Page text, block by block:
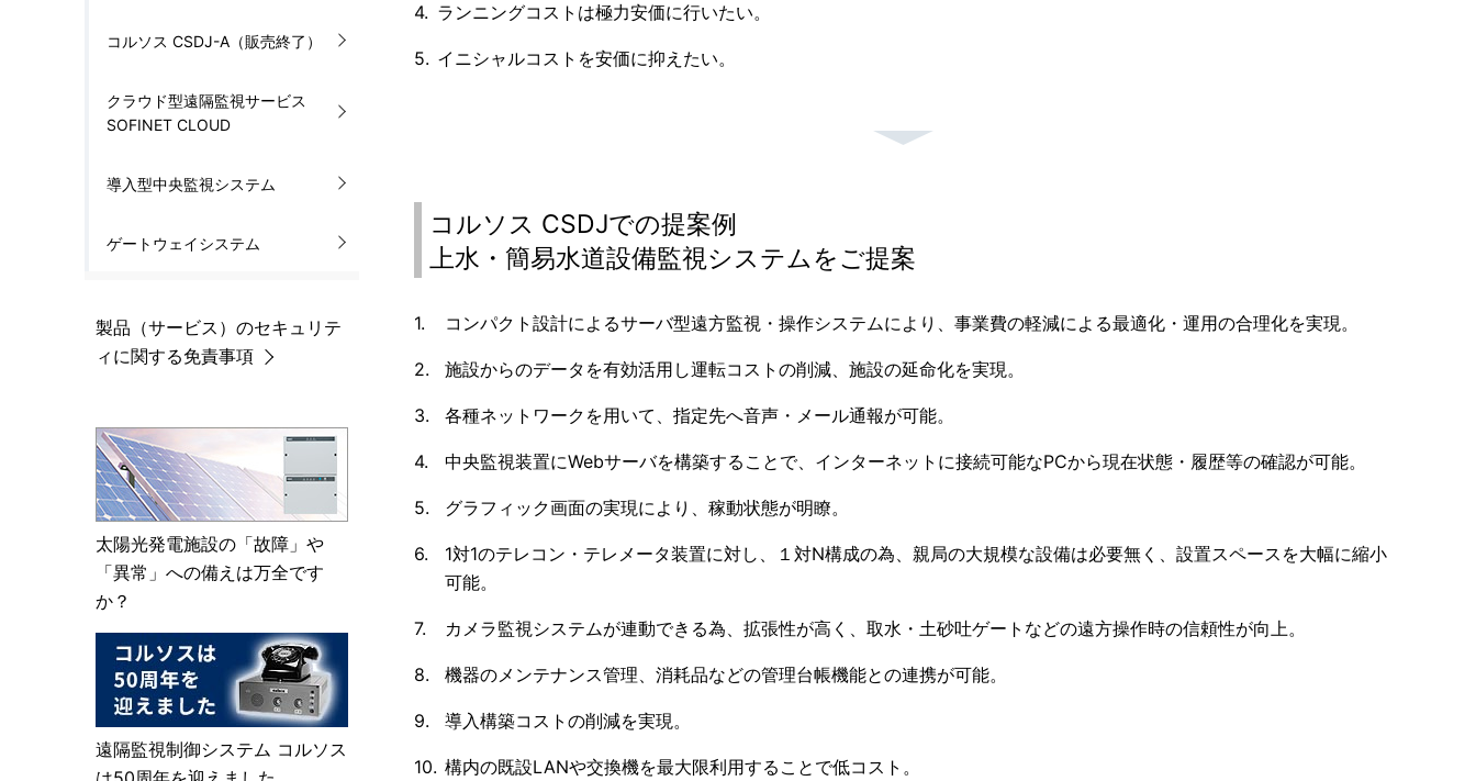
コルソス CSDJ-A（販売終了）
クラウド型遠隔監視サービス
SOFINET CLOUD
導入型中央監視システム
ゲートウェイシステム
製品（サービス）のセキュリテ
ィに関する免責事項
太陽光発電施設の「故障」や
「異常」への備えは万全です
か？
遠隔監視制御システム コルソス
ランニングコストは極力安価に行いたい。
イニシャルコストを安価に抑えたい。
コルソス CSDJでの提案例
上水・簡易水道設備監視システムをご提案
コンパクト設計によるサーバ型遠方監視・操作システムにより、事業費の軽減による最適化・運用の合理化を実現。
施設からのデータを有効活用し運転コストの削減、施設の延命化を実現。
各種ネットワークを用いて、指定先へ音声・メール通報が可能。
中央監視装置にWebサーバを構築することで、インターネットに接続可能なPCから現在状態・履歴等の確認が可能。
グラフィック画面の実現により、稼動状態が明瞭。
1対1のテレコン・テレメータ装置に対し、１対N構成の為、親局の大規模な設備は必要無く、設置スペースを大幅に縮小
可能。
カメラ監視システムが連動できる為、拡張性が高く、取水・土砂吐ゲートなどの遠方操作時の信頼性が向上。
機器のメンテナンス管理、消耗品などの管理台帳機能との連携が可能。
導入構築コストの削減を実現。
構内の既設LANや交換機を最大限利用することで低コスト。